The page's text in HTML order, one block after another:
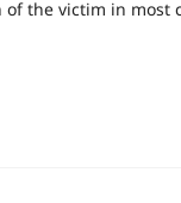
the victim in most